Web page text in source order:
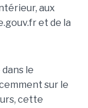
aux
et de la
le
sur le
cette